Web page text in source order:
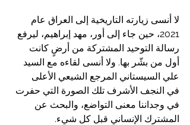
لا أنسى زيارته التاريخية إلى العراق عام
2021، حين جاء إلى أور، مهد إبراهيم، ليرفع
رسالة التوحيد المشتركة من أرضٍ كانت
أول من بشّر بها. ولا أنسى لقاءه مع السيد
علي السيستاني المرجع الشيعي الأعلى
في النجف الأشرف تلك الصورة التي حفرت
في وجداننا معنى التواضع، والبحث عن
المشترك الإنساني قبل كل شيء.